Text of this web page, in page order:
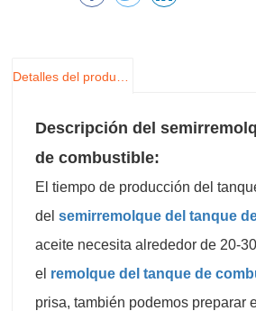
Descripción del
de combustible:
El tiempo de producción del
del semirremolque del tanque
aceite necesita alrededor de 20-
el remolque del tanque de
prisa, también podemos preparar